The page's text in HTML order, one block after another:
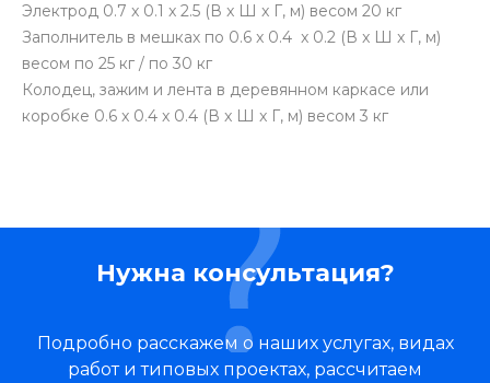
Электрод 0.7 x 0.1 x 2.5 (В x Ш x Г, м) весом 20 кг
Заполнитель в мешках по 0.6 x 0.4 x 0.2 (В x Ш x Г, м)
весом по 25 кг / по 30 кг
Колодец, зажим и лента в деревянном каркасе или
коробке 0.6 x 0.4 x 0.4 (В x Ш x Г, м) весом 3 кг
Нужна консультация?
Подробно расскажем о наших услугах, видах
работ и типовых проектах, рассчитаем